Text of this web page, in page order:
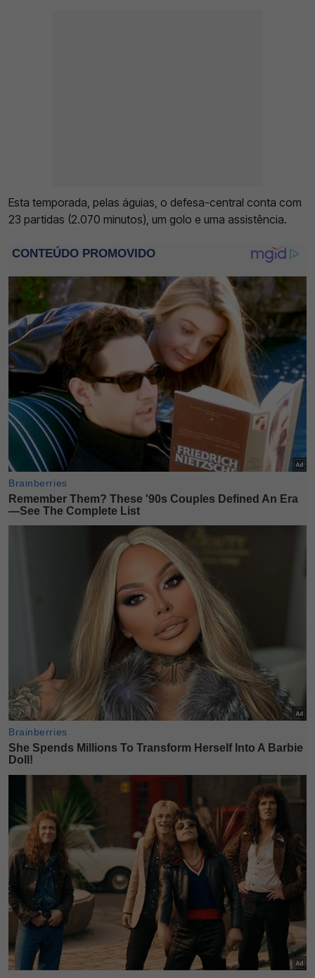
Esta temporada, pelas águias, o defesa-central conta com
23 partidas (2.070 minutos), um golo e uma assistência.